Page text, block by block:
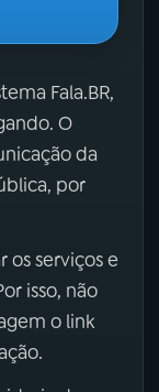
Fala.BR,
O
da
por
os serviços e
isso, não
o link